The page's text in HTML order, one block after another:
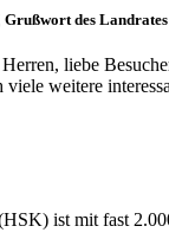
Grußwort des Landrates
liebe
viele weitere
ist mit fast